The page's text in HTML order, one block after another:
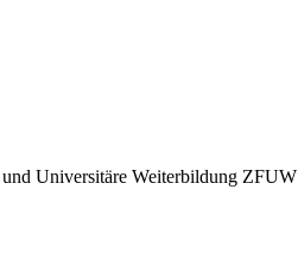
Universitäre Weiterbildung ZFUW